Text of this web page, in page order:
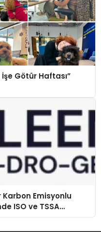
Götür Haftası”
Karbon Emisyonlu
ISO ve TSSA